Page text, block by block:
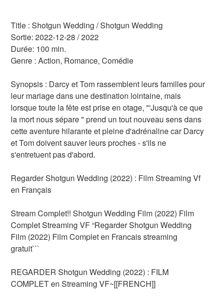
Title : Shotgun Wedding / Shotgun Wedding
Sortie: 2022-12-28 / 2022
Durée: 100 min.
Genre : Action, Romance, Comédie
Synopsis : Darcy et Tom rassemblent leurs familles pour
leur mariage dans une destination lointaine, mais
lorsque toute la fête est prise en otage, "'Jusqu'à ce que
la mort nous sépare " prend un tout nouveau sens dans
cette aventure hilarante et pleine d'adrénaline car Darcy
et Tom doivent sauver leurs proches - s'ils ne
s'entretuent pas d'abord.
Regarder Shotgun Wedding (2022) : Film Streaming Vf
en Français
Stream Complet!! Shotgun Wedding Film (2022) Film
Complet Streaming VF “Regarder Shotgun Wedding
Film (2022) Film Complet en Francais streaming
gratuit```
REGARDER Shotgun Wedding (2022) : FILM
COMPLET en Streaming VF~[[FRENCH]]